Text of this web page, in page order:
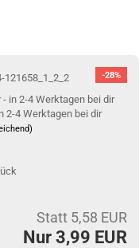
-28%
121658_1_2_2
2-4 Werktagen bei dir
Statt 5,58 EUR
Nur 3,99 EUR